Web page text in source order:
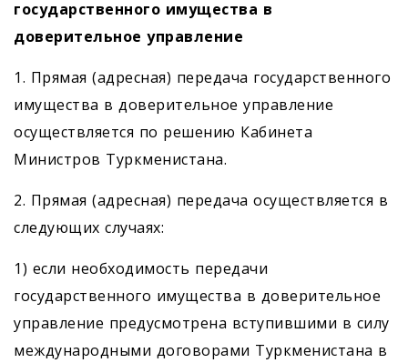
государственного имущества в
доверительное управление
1. Прямая (адресная) передача государственного
имущества в доверительное управление
осуществляется по решению Кабинета
Министров Туркменистана.
2. Прямая (адресная) передача осуществляется в
следующих случаях:
1) если необходимость передачи
государственного имущества в доверительное
управление предусмот­рена вступившими в силу
международными договорами Туркменистана в